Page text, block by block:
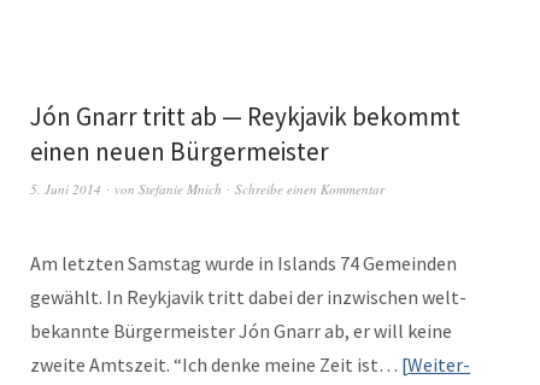
Jón Gnarr tritt ab — Reykjavik bekommt
einen neuen Bürgermeister
5. Juni 2014 von Stefanie Mnich Schreibe einen Kommentar
Am let­zten Sam­stag wurde in Islands 74 Gemein­den
gewählt. In Reyk­javik tritt dabei der inzwis­chen welt­
bekan­nte Bürg­er­meis­ter Jón Gnarr ab, er will keine
zweite Amt­szeit. “Ich denke meine Zeit ist… Weit­er­